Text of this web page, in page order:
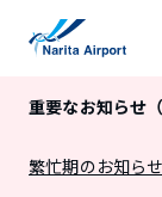
重要なお知らせ（
繁忙期のお知らせ